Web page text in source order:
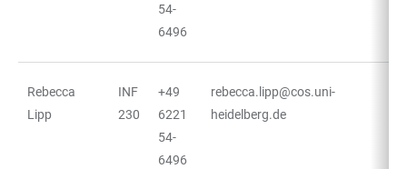
54-
6496
Rebecca
Lipp
INF
230
+49
6221
54-
6496
rebecca.lipp@cos.uni-
heidelberg.de